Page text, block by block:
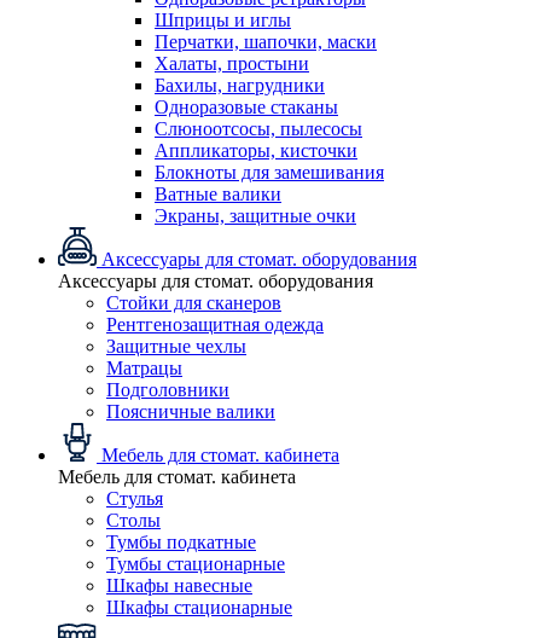
Шприцы и иглы
Перчатки, шапочки, маски
Халаты, простыни
Бахилы, нагрудники
Одноразовые стаканы
Слюноотсосы, пылесосы
Аппликаторы, кисточки
Блокноты для замешивания
Ватные валики
Экраны, защитные очки
Аксессуары для стомат. оборудования
Аксессуары для стомат. оборудования
Стойки для сканеров
Рентгенозащитная одежда
Защитные чехлы
Матрацы
Подголовники
Поясничные валики
Мебель для стомат. кабинета
Мебель для стомат. кабинета
Стулья
Столы
Тумбы подкатные
Тумбы стационарные
Шкафы навесные
Шкафы стационарные